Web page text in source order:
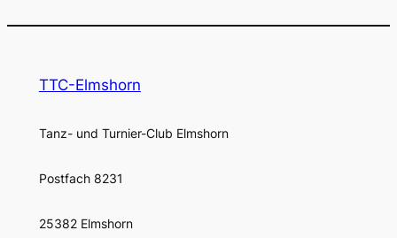
TTC-Elmshorn
Tanz- und Turnier-Club Elmshorn
Postfach 8231
25382 Elmshorn